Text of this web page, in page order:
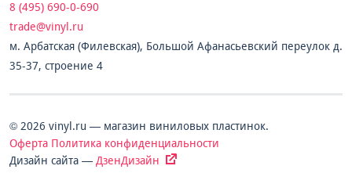
8 (495) 690-0-690
trade@vinyl.ru
м. Арбатская (Филевская), Большой Афанасьевский переулок д.
35-37, строение 4
© 2026 vinyl.ru — магазин виниловых пластинок.
Оферта Политика конфиденциальности
Дизайн сайта — ДзенДизайн